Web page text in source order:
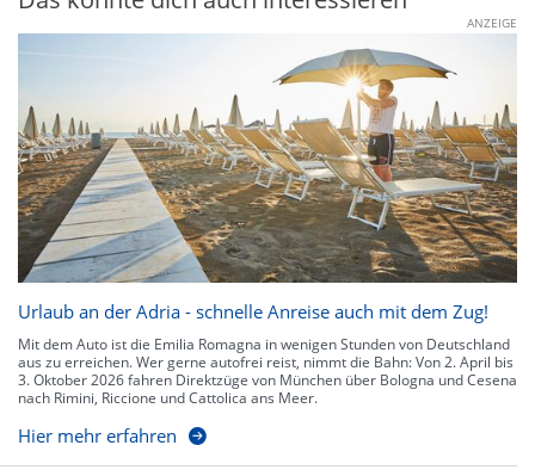
ANZEIGE
Urlaub an der Adria - schnelle Anreise auch mit dem Zug!
Mit dem Auto ist die Emilia Romagna in wenigen Stunden von Deutschland
aus zu erreichen. Wer gerne autofrei reist, nimmt die Bahn: Von 2. April bis
3. Oktober 2026 fahren Direktzüge von München über Bologna und Cesena
nach Rimini, Riccione und Cattolica ans Meer.
Hier mehr erfahren